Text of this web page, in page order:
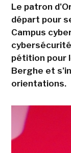
Le patron
départ pour
Campus
pétition pour
Berghe et
orientations.